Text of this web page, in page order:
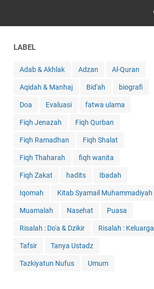
LABEL
Adab & Akhlak Adzan Al-Quran
Aqidah & Manhaj Bid'ah biografi
Doa Evaluasi fatwa ulama
Fiqh Jenazah Fiqh Qurban
Fiqh Ramadhan Fiqh Shalat
Fiqh Thaharah fiqh wanita
Fiqh Zakat hadits Ibadah
Iqomah Kitab Syamail Muhammadiyah
Muamalah Nasehat Puasa
Risalah : Do'a & Dzikir Risalah : Keluarga
Tafsir Tanya Ustadz
Tazkiyatun Nufus Umum